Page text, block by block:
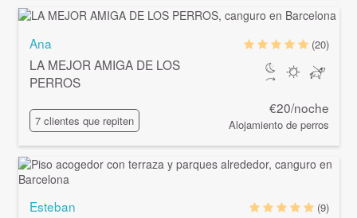
Ana
LA MEJOR AMIGA DE LOS
PERROS
7 clientes que repiten
(20)
€20/noche
Alojamiento de perros
Esteban
(9)